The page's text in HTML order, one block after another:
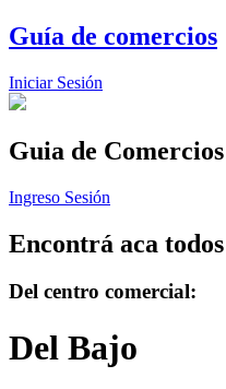
Guía de comercios
Iniciar Sesión
Guia de Comercios
Ingreso Sesión
Encontrá aca
Del centro comercial:
Del Bajo